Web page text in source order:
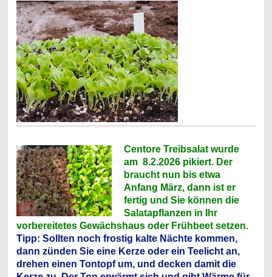
Centore Treibsalat wurde
am 8.2.2026 pikiert. Der
braucht nun bis etwa
Anfang März, dann ist er
fertig und Sie können die
Salatapflanzen in Ihr
vorbereitetes Gewächshaus oder Frühbeet setzen.
Tipp: Sollten noch frostig kalte Nächte kommen,
dann zünden Sie eine Kerze oder ein Teelicht an,
drehen einen Tontopf um, und decken damit die